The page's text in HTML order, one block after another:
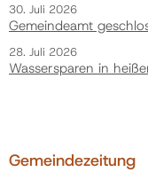
30. Juli 2026
Gemeindeamt
28. Juli 2026
Wassersparen in
Gemeindezeitung